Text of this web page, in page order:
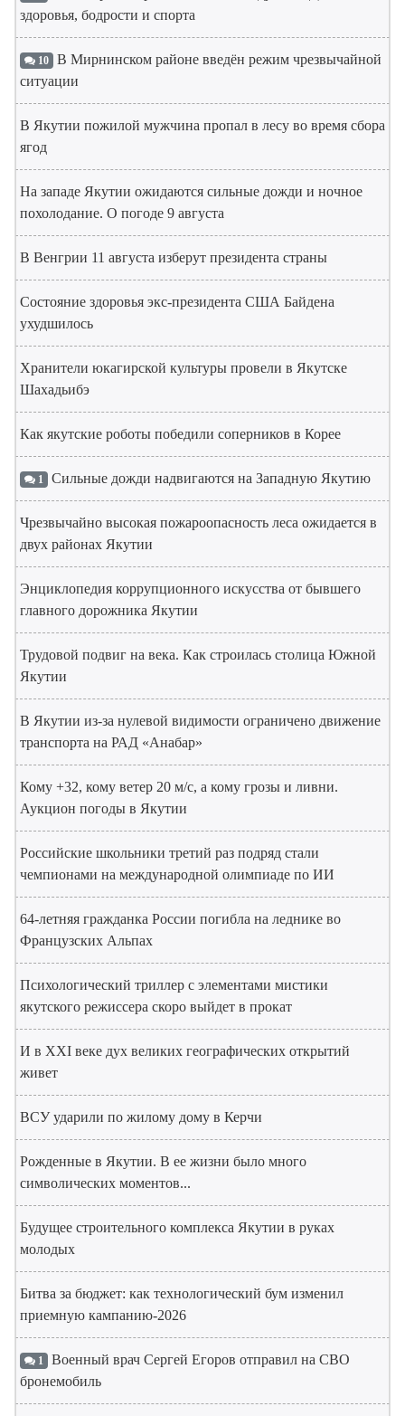
здоровья, бодрости и спорта
10 В Мирнинском районе введён режим чрезвычайной
ситуации
В Якутии пожилой мужчина пропал в лесу во время сбора
ягод
На западе Якутии ожидаются сильные дожди и ночное
похолодание. О погоде 9 августа
В Венгрии 11 августа изберут президента страны
Состояние здоровья экс-президента США Байдена
ухудшилось
Хранители юкагирской культуры провели в Якутске
Шахадьибэ
Как якутские роботы победили соперников в Корее
1 Сильные дожди надвигаются на Западную Якутию
Чрезвычайно высокая пожароопасность леса ожидается в
двух районах Якутии
Энциклопедия коррупционного искусства от бывшего
главного дорожника Якутии
Трудовой подвиг на века. Как строилась столица Южной
Якутии
В Якутии из-за нулевой видимости ограничено движение
транспорта на РАД «Анабар»
Кому +32, кому ветер 20 м/с, а кому грозы и ливни.
Аукцион погоды в Якутии
Российские школьники третий раз подряд стали
чемпионами на международной олимпиаде по ИИ
64-летняя гражданка России погибла на леднике во
Французских Альпах
Психологический триллер с элементами мистики
якутского режиссера скоро выйдет в прокат
И в XXI веке дух великих географических открытий
живет
ВСУ ударили по жилому дому в Керчи
Рожденные в Якутии. В ее жизни было много
символических моментов...
Будущее строительного комплекса Якутии в руках
молодых
Битва за бюджет: как технологический бум изменил
приемную кампанию-2026
1 Военный врач Сергей Егоров отправил на СВО
бронемобиль